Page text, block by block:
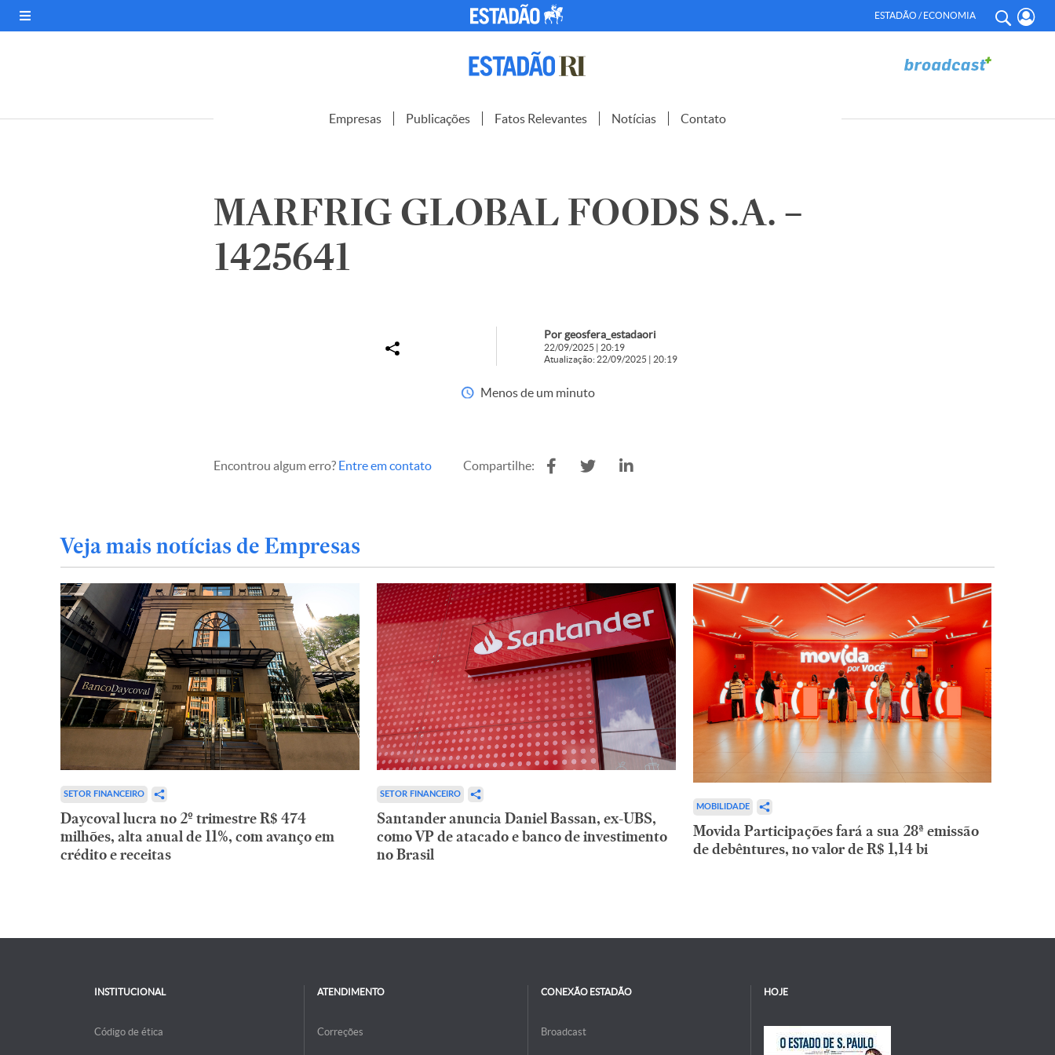
ESTADÃO / ECONOMIA
Empresas Publicações Fatos Relevantes Notícias Contato
MARFRIG GLOBAL FOODS S.A. –
1425641
Por geosfera_estadaori
22/09/2025 | 20:19
Atualização: 22/09/2025 | 20:19
Menos de um minuto
Encontrou algum erro? Entre em contato Compartilhe:
Veja mais notícias de Empresas
SETOR FINANCEIRO
Daycoval lucra no 2º trimestre R$ 474
milhões, alta anual de 11%, com avanço em
crédito e receitas
SETOR FINANCEIRO
Santander anuncia Daniel Bassan, ex-UBS,
como VP de atacado e banco de investimento
no Brasil
MOBILIDADE
Movida Participações fará a sua 28ª emissão
de debêntures, no valor de R$ 1,14 bi
INSTITUCIONAL
Código de ética
ATENDIMENTO
Correções
CONEXÃO ESTADÃO
Broadcast
HOJE